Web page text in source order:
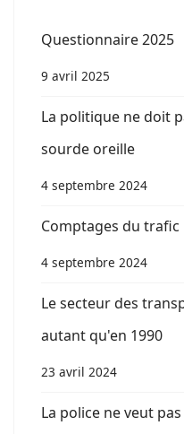
Questionnaire 2025
9 avril 2025
La politique ne doit
sourde oreille
4 septembre 2024
Comptages du trafic
4 septembre 2024
Le secteur des
autant qu'en 1990
23 avril 2024
La police ne veut